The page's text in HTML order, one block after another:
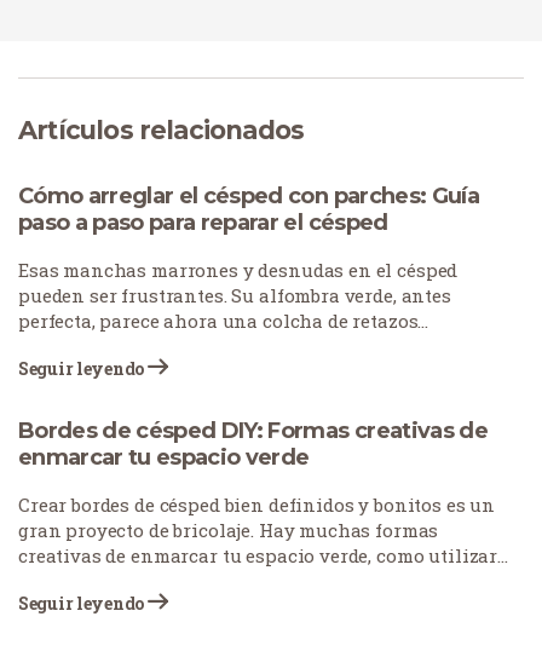
Artículos relacionados
Cómo arreglar el césped con parches: Guía
paso a paso para reparar el césped
Esas manchas marrones y desnudas en el césped
pueden ser frustrantes. Su alfombra verde, antes
perfecta, parece ahora una colcha de retazos
muchas razones: las mascotas dejan manchas
las condiciones meteorológicas estresan el césped. ¿La
buena noticia? No tiene por qué empezar de nuevo con
su césped. Con el enfoque adecuado, puedes arreglar
esas monstruosidades y devolver la belleza a tu jardín.
Seguir leyendo
Bordes de césped DIY: Formas creativas de
enmarcar tu espacio verde
Crear bordes de césped bien definidos y bonitos es un
gran proyecto de bricolaje. Hay muchas formas
creativas de enmarcar tu espacio verde, como utilizar
acentuar caminos y elementos clave e incorporar
Seguir leyendo